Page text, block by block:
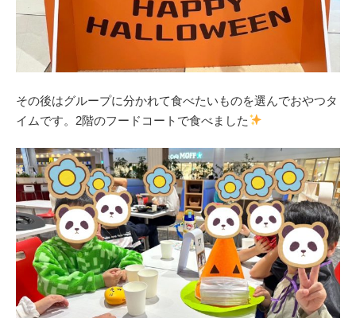
その後はグループに分かれて食べたいものを選んでおやつタ
イムです。2階のフードコートで食べました